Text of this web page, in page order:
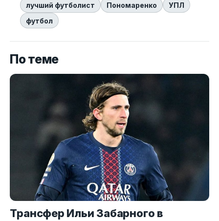
лучший футболист Пономаренко
УПЛ
футбол
По теме
Трансфер Ильи Забарного в